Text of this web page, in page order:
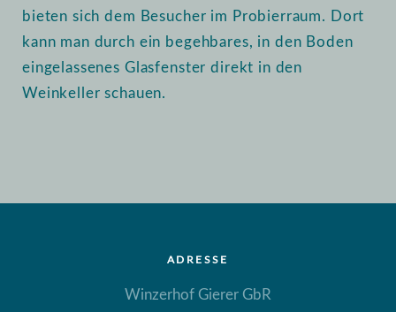
bieten sich dem Besucher im Probierraum. Dort
kann man durch ein begehbares, in den Boden
eingelassenes Glasfenster direkt in den
Weinkeller schauen.
ADRESSE
Winzerhof Gierer GbR